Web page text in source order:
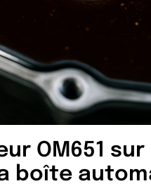
OM651 sur
boîte